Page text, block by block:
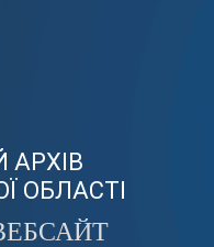
ОБЛАСТІ